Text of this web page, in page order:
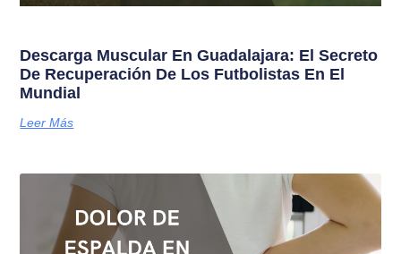
Descarga Muscular En Guadalajara: El Secreto
De Recuperación De Los Futbolistas En El
Mundial
Leer Más